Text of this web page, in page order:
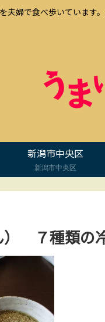
夫婦で食べ歩いています
新潟市中央区
新潟市中央区
） ７種類の